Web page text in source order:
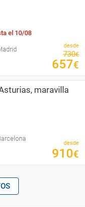
el 10/08
desde
730€
657€
maravilla
desde
910€